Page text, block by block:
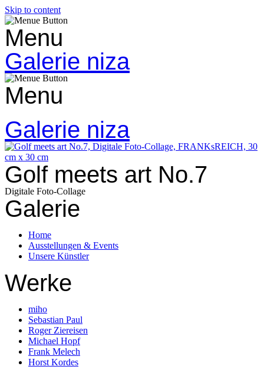
Skip to content
Menu
Galerie niza
Menu
Galerie niza
Golf meets art No.7
Digitale Foto-Collage
Galerie
Home
Ausstellungen & Events
Unsere Künstler
Werke
miho
Sebastian Paul
Roger Ziereisen
Michael Hopf
Frank Melech
Horst Kordes